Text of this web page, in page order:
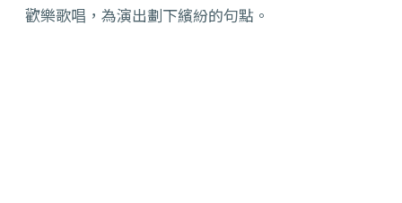
歡樂歌唱，為演出劃下繽紛的句點。